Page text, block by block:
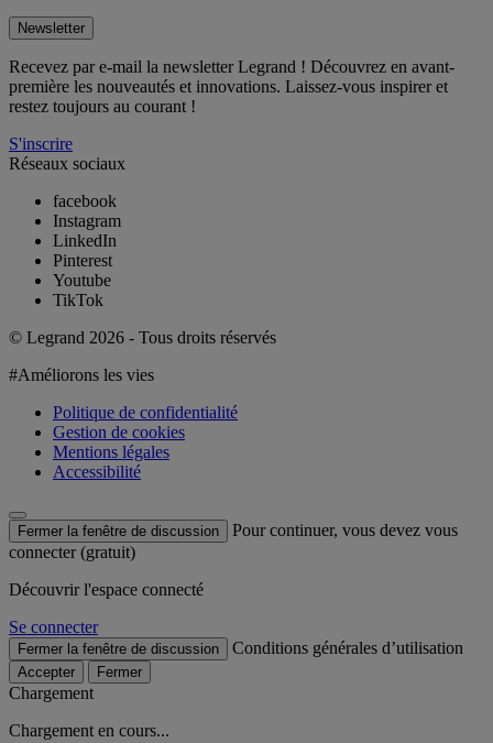
Newsletter
Recevez par e-mail la newsletter Legrand ! Découvrez en avant-
première les nouveautés et innovations. Laissez-vous inspirer et
restez toujours au courant !
S'inscrire
Réseaux sociaux
facebook
Instagram
LinkedIn
Pinterest
Youtube
TikTok
© Legrand 2026 - Tous droits réservés
#Améliorons les vies
Politique de confidentialité
Gestion de cookies
Mentions légales
Accessibilité
Fermer la fenêtre de discussion
Pour continuer, vous devez vous
connecter (gratuit)
Découvrir l'espace connecté
Se connecter
Fermer la fenêtre de discussion Conditions générales d’utilisation
Accepter Fermer
Chargement
Chargement en cours...